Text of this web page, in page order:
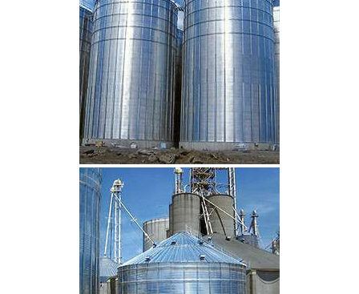
CLIQUEZ POUR AGRANDIR